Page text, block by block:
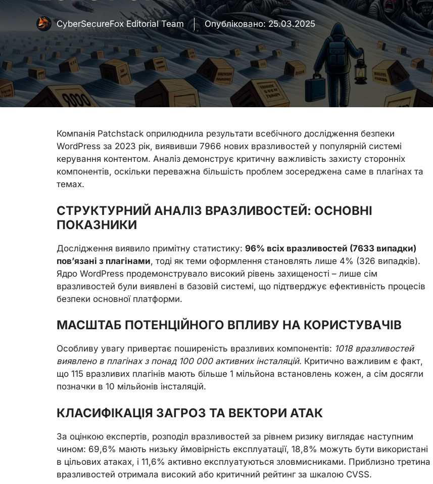
CyberSecureFox Editorial Team Опубліковано:25.03.2025
Компанія Patchstack оприлюднила результати всебічного дослідження безпеки
WordPress за 2023 рік, виявивши 7966 нових вразливостей у популярній системі
керування контентом. Аналіз демонструє критичну важливість захисту сторонніх
компонентів, оскільки переважна більшість проблем зосереджена саме в плагінах та
темах.
СТРУКТУРНИЙ АНАЛІЗ ВРАЗЛИВОСТЕЙ: ОСНОВНІ
ПОКАЗНИКИ
Дослідження виявило примітну статистику: 96% всіх вразливостей (7633 випадки)
пов’язані з плагінами, тоді як теми оформлення становлять лише 4% (326 випадків).
Ядро WordPress продемонструвало високий рівень захищеності – лише сім
вразливостей були виявлені в базовій системі, що підтверджує ефективність процесів
безпеки основної платформи.
МАСШТАБ ПОТЕНЦІЙНОГО ВПЛИВУ НА КОРИСТУВАЧІВ
Особливу увагу привертає поширеність вразливих компонентів: 1018 вразливостей
виявлено в плагінах з понад 100 000 активних інсталяцій. Критично важливим є факт,
що 115 вразливих плагінів мають більше 1 мільйона встановлень кожен, а сім досягли
позначки в 10 мільйонів інсталяцій.
КЛАСИФІКАЦІЯ ЗАГРОЗ ТА ВЕКТОРИ АТАК
За оцінкою експертів, розподіл вразливостей за рівнем ризику виглядає наступним
чином: 69,6% мають низьку ймовірність експлуатації, 18,8% можуть бути використані
в цільових атаках, і 11,6% активно експлуатуються зловмисниками. Приблизно третина
вразливостей отримала високий або критичний рейтинг за шкалою CVSS.